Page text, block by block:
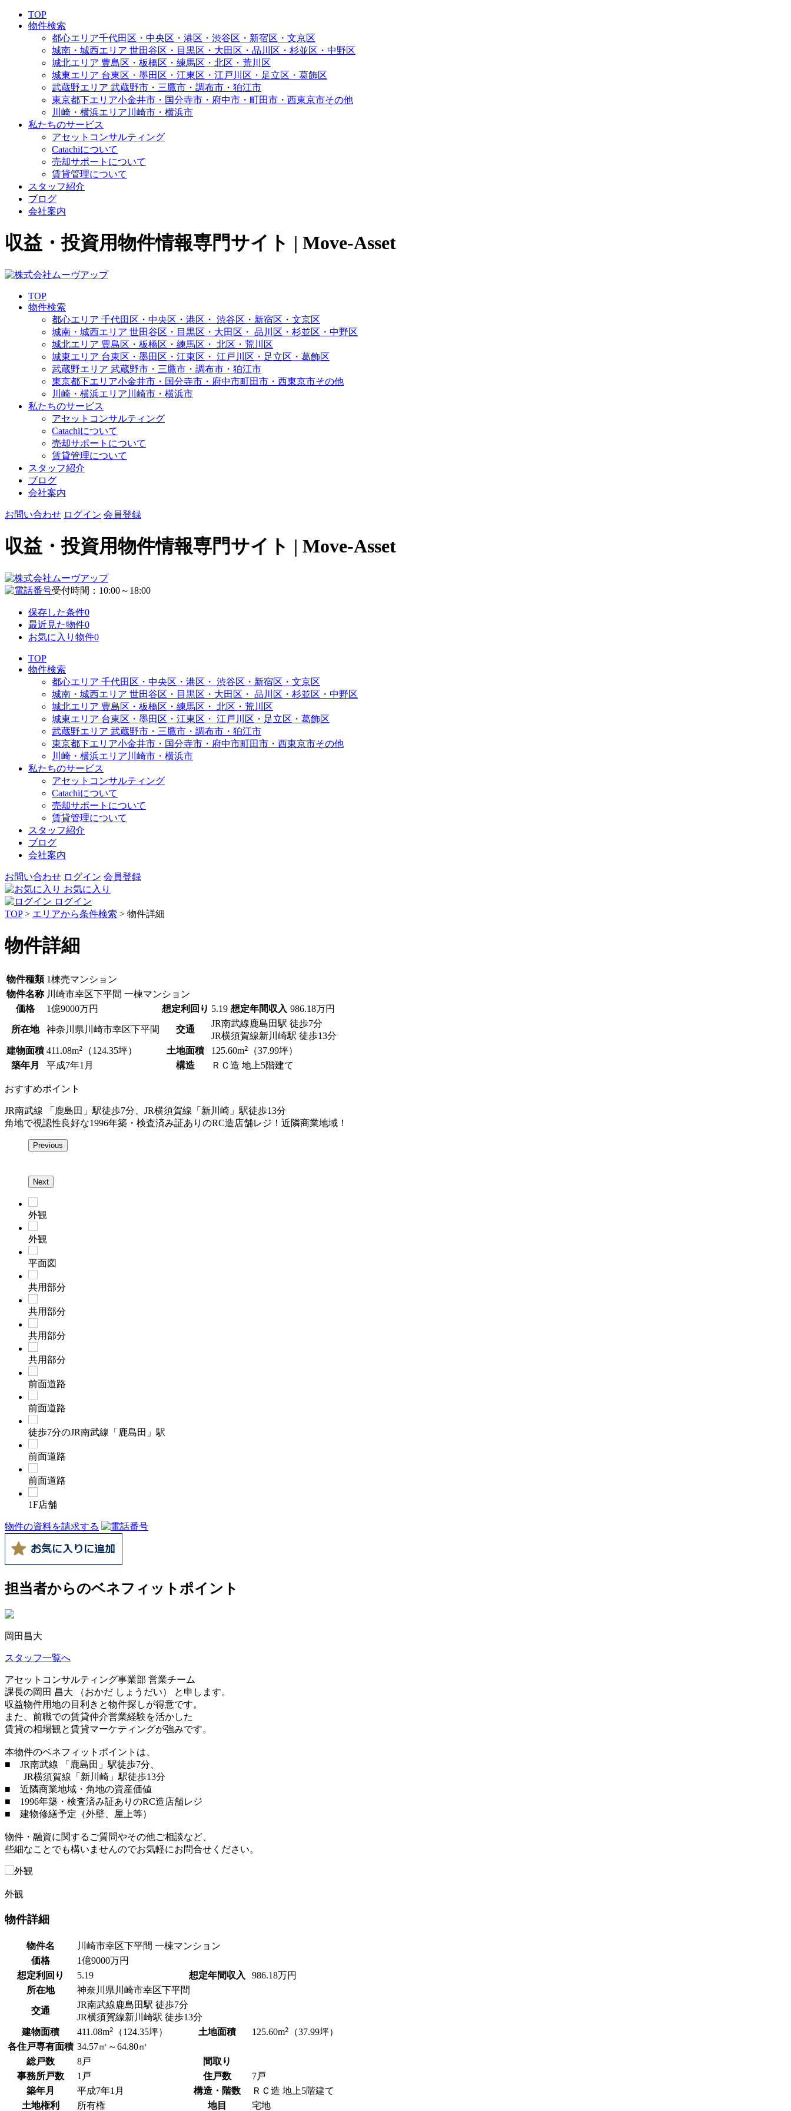
TOP
物件検索
都心エリア千代田区・中央区・港区・渋谷区・新宿区・文京区
城南・城西エリア 世田谷区・目黒区・大田区・品川区・杉並区・中野区
城北エリア 豊島区・板橋区・練馬区・北区・荒川区
城東エリア 台東区・墨田区・江東区・江戸川区・足立区・葛飾区
武蔵野エリア 武蔵野市・三鷹市・調布市・狛江市
東京都下エリア小金井市・国分寺市・府中市・町田市・西東京市その他
川崎・横浜エリア 川崎市・横浜市
私たちのサービス
アセットコンサルティング
Catachiについて
売却サポートについて
賃貸管理について
スタッフ紹介
ブログ
会社案内
収益・投資用物件情報専門サイト | Move-Asset
TOP
物件検索
都心エリア 千代田区・中央区・港区・ 渋谷区・新宿区・文京区
城南・城西エリア 世田谷区・目黒区・大田区・ 品川区・杉並区・中野区
城北エリア 豊島区・板橋区・練馬区・ 北区・荒川区
城東エリア 台東区・墨田区・江東区・ 江戸川区・足立区・葛飾区
武蔵野エリア 武蔵野市・三鷹市・調布市・ 狛江市
東京都下エリア小金井市・国分寺市・府中市町田市・西東京市その他
川崎・横浜エリア 川崎市・横浜市
私たちのサービス
アセットコンサルティング
Catachiについて
売却サポートについて
賃貸管理について
スタッフ紹介
ブログ
会社案内
お問い合わせ ログイン 会員登録
収益・投資用物件情報専門サイト | Move-Asset
受付時間：10:00～18:00
保存した条件0
最近見た物件0
お気に入り物件0
TOP
物件検索
都心エリア 千代田区・中央区・港区・ 渋谷区・新宿区・文京区
城南・城西エリア 世田谷区・目黒区・大田区・ 品川区・杉並区・中野区
城北エリア 豊島区・板橋区・練馬区・ 北区・荒川区
城東エリア 台東区・墨田区・江東区・ 江戸川区・足立区・葛飾区
武蔵野エリア 武蔵野市・三鷹市・調布市・ 狛江市
東京都下エリア小金井市・国分寺市・府中市町田市・西東京市その他
川崎・横浜エリア 川崎市・横浜市
私たちのサービス
アセットコンサルティング
Catachiについて
売却サポートについて
賃貸管理について
スタッフ紹介
ブログ
会社案内
お問い合わせ ログイン 会員登録
お気に入り
ログイン
TOP> エリアから条件検索 > 物件詳細
物件詳細
物件種類 1棟売マンション
物件名称 川崎市幸区下平間 一棟マンション
価格
1億9000万円 想定利回り 5.19 想定年間収入 986.18万円
所在地 神奈川県川崎市幸区下平間 交通
JR南武線鹿島田駅 徒歩7分
JR横須賀線新川崎駅 徒歩13分
建物面積 411.08m2 （124.35坪） 土地面積 125.60m2
（37.99坪）
築年月
平成7年1月 構造 ＲＣ造 地上5階建て
おすすめポイント
JR南武線 「鹿島田」駅徒歩7分、JR横須賀線「新川崎」駅徒歩13分
角地で視認性良好な1996年築・検査済み証ありのRC造店舗レジ！近隣商業地域！
Previous
Next
外観
外観
平面図
共用部分
共用部分
共用部分
共用部分
前面道路
前面道路
徒歩7分のJR南武線「鹿島田」駅
前面道路
前面道路
1F店舗
物件の資料を請求する
担当者からのベネフィットポイント
岡田昌大
スタッフ一覧へ
アセットコンサルティング事業部 営業チーム
課長の岡田 昌大 （おかだ しょうだい） と申します。
収益物件用地の目利きと物件探しが得意です。
また、前職での賃貸仲介営業経験を活かした
賃貸の相場観と賃貸マーケティングが強みです。
本物件のベネフィットポイントは、
■ JR南武線 「鹿島田」駅徒歩7分、
JR横須賀線「新川崎」駅徒歩13分
■ 近隣商業地域・角地の資産価値
■ 1996年築・検査済み証ありのRC造店舗レジ
■ 建物修繕予定（外壁、屋上等）
物件・融資に関するご質問やその他ご相談など、
些細なことでも構いませんのでお気軽にお問合せください。
外観
物件詳細
物件名
川崎市幸区下平間 一棟マンション
価格
1億9000万円
想定利回り
5.19 想定年間収入 986.18万円
所在地
神奈川県川崎市幸区下平間
交通
JR南武線鹿島田駅 徒歩7分
JR横須賀線新川崎駅 徒歩13分
建物面積
411.08m2 （124.35坪） 土地面積 125.60m2
（37.99坪）
各住戸専有面積 34.57㎡～64.80㎡
総戸数
8戸
間取り
事務所戸数
1戸 住戸数
7戸
築年月
平成7年1月 構造・階数
ＲＣ造 地上5階建て
土地権利
所有権 地目 宅地